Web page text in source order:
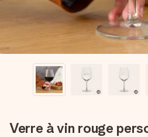
Verre à vin rouge